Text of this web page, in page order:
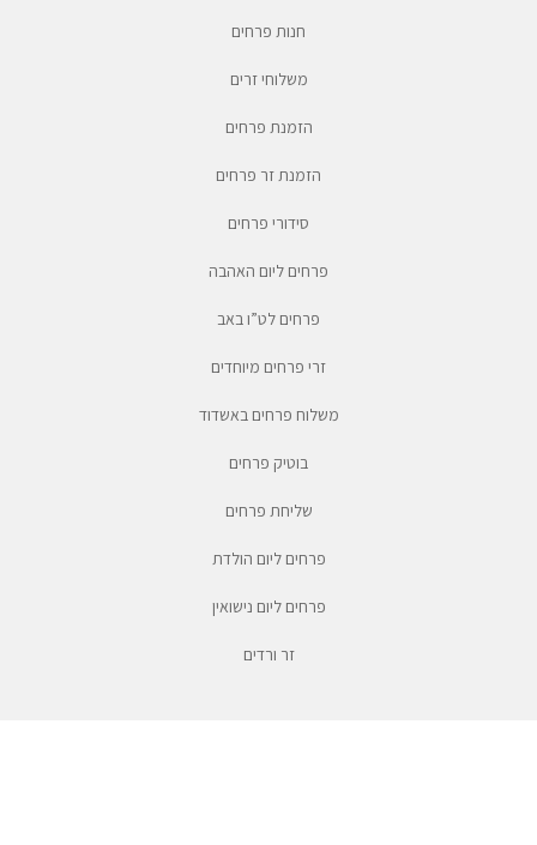
חנות פרחים
משלוחי זרים
הזמנת פרחים
הזמנת זר פרחים
סידורי פרחים
פרחים ליום האהבה
פרחים לט”ו באב
זרי פרחים מיוחדים
משלוח פרחים באשדוד
בוטיק פרחים
שליחת פרחים
פרחים ליום הולדת
פרחים ליום נישואין
זר ורדים